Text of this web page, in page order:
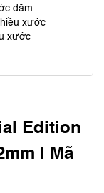
dăm
xước
xước
Edition
| Mã